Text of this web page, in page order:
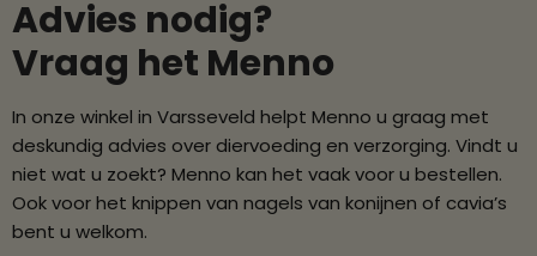
Advies nodig?
Vraag het Menno
In onze winkel in Varsseveld helpt Menno u graag met
deskundig advies over diervoeding en verzorging. Vindt u
niet wat u zoekt? Menno kan het vaak voor u bestellen.
Ook voor het knippen van nagels van konijnen of cavia’s
bent u welkom.